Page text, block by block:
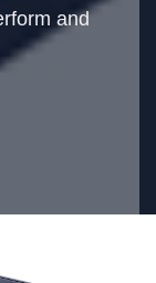
and